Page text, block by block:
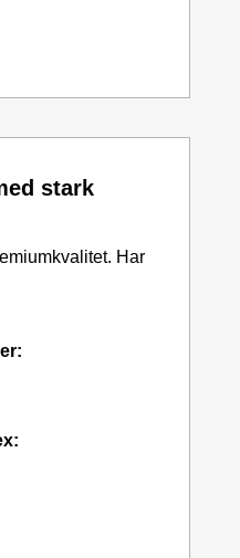
stark
Har